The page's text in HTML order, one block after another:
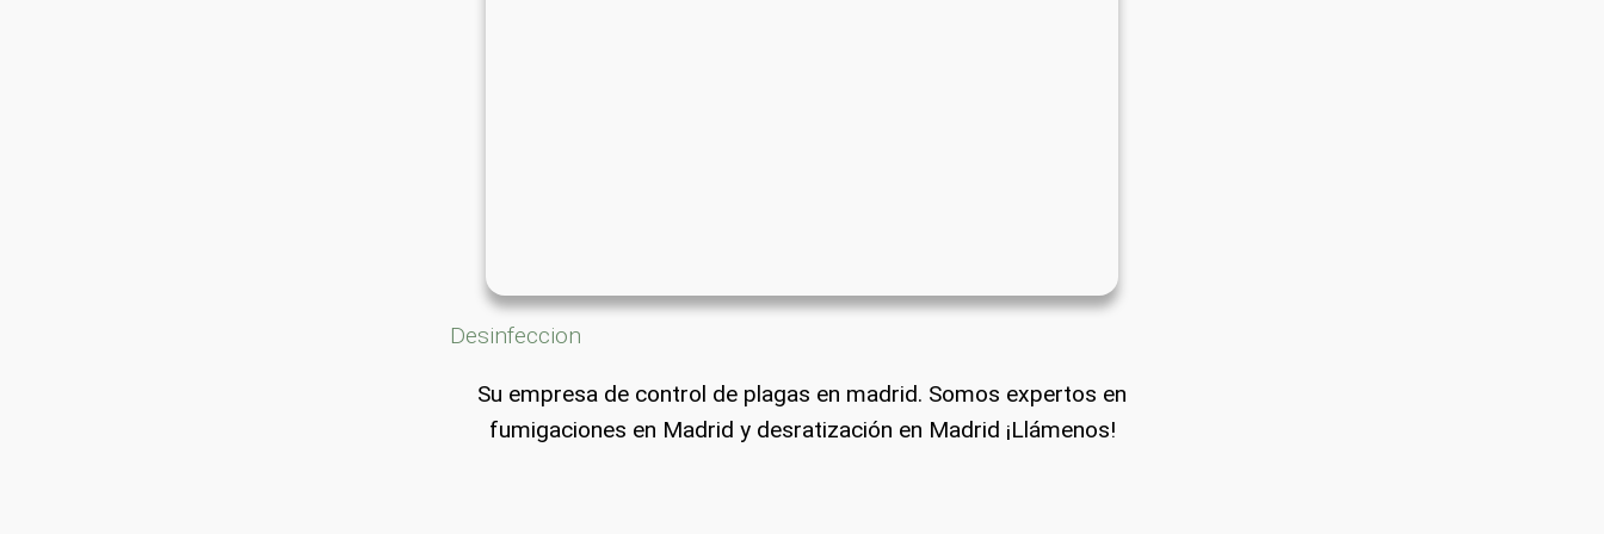
Desinfeccion
Su empresa de control de plagas en madrid. Somos expertos en
fumigaciones en Madrid y desratización en Madrid ¡Llámenos!